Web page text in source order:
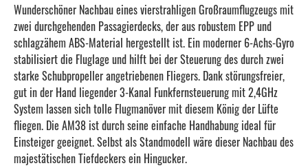
Wunderschöner Nachbau eines vierstrahligen Großraumflugzeugs mit
zwei durchgehenden Passagierdecks, der aus robustem EPP und
schlagzähem ABS-Material hergestellt ist. Ein moderner 6-Achs-Gyro
stabilisiert die Fluglage und hilft bei der Steuerung des durch zwei
starke Schubpropeller angetriebenen Fliegers. Dank störungsfreier,
gut in der Hand liegender 3-Kanal Funkfernsteuerung mit 2,4GHz
System lassen sich tolle Flugmanöver mit diesem König der Lüfte
fliegen. Die AM38 ist durch seine einfache Handhabung ideal für
Einsteiger geeignet. Selbst als Standmodell wäre dieser Nachbau des
majestätischen Tiefdeckers ein Hingucker.